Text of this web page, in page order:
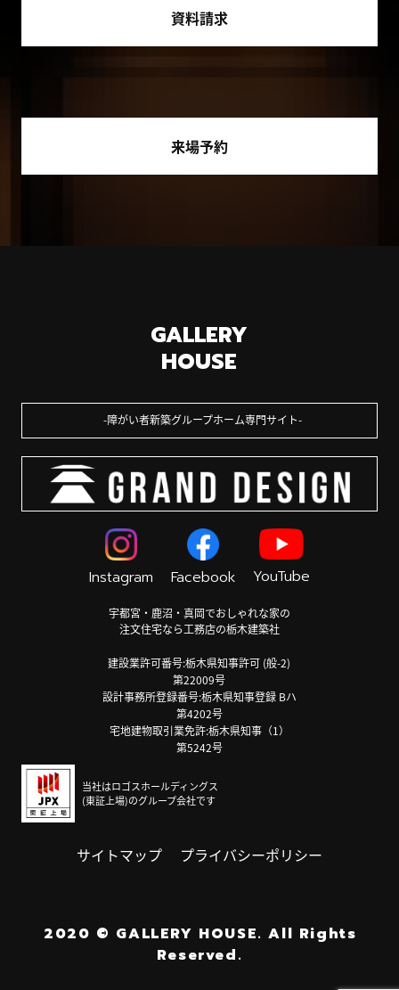
資料請求
来場予約
GALLERY
HOUSE
障がい者新築グループホーム専門サイト
Instagram Facebook YouTube
宇都宮・鹿沼・真岡でおしゃれな家の
注文住宅なら工務店の栃木建築社
建設業許可番号:栃木県知事許可 (般-2)
第22009号
設計事務所登録番号:栃木県知事登録 Bハ
第4202号
宅地建物取引業免許:栃木県知事（1）
第5242号
当社はロゴスホールディングス
(東証上場)のグループ会社です
サイトマップ プライバシーポリシー
2020 © GALLERY HOUSE. All Rights
Reserved.